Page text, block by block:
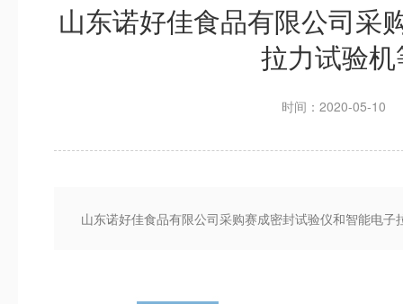
山东诺好佳食品有限公司采
拉力试验
时间：2020-05-10
山东诺好佳食品有限公司采购赛成密封试验仪和智能电子